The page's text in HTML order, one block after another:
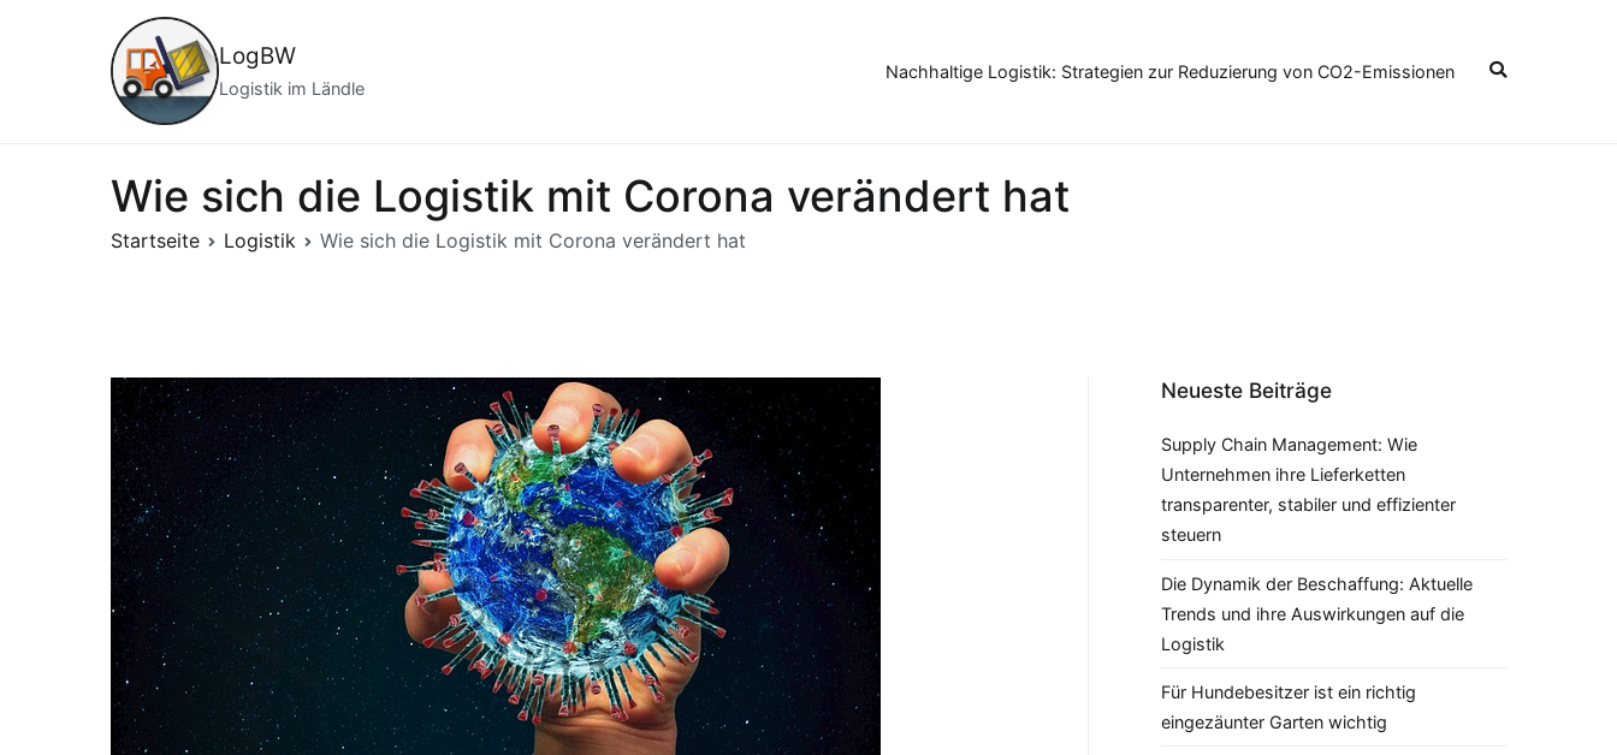
LogBW
Logistik im Ländle
Nachhaltige Logistik: Strategien zur Reduzierung von CO2-Emissionen
Wie sich die Logistik mit Corona verändert hat
Startseite Logistik Wie sich die Logistik mit Corona verändert hat
Neueste Beiträge
Supply Chain Management: Wie
Unternehmen ihre Lieferketten
transparenter, stabiler und effizienter
steuern
Die Dynamik der Beschaffung: Aktuelle
Trends und ihre Auswirkungen auf die
Logistik
Für Hundebesitzer ist ein richtig
eingezäunter Garten wichtig